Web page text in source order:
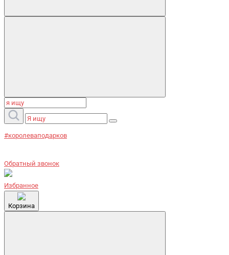
#королеваподарков
Обратный звонок
Избранное
Корзина